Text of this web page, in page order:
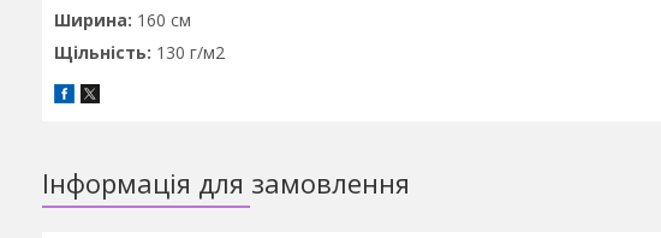
Ширина: 160 см
Щільність: 130 г/м2
Інформація для замовлення